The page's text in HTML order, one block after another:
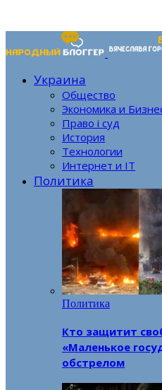
Украина
Общество
Экономика и
Право і суд
История
Технологии
Интернет и IT
Политика
Политика
Кто защитит
«Маленькое
обстрелом